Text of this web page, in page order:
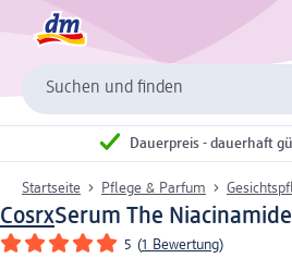
Suchen und finden
Dauerpreis - dauerhaft
Startseite Pflege & Parfum
CosrxSerum The
5 (1 Bewertung)